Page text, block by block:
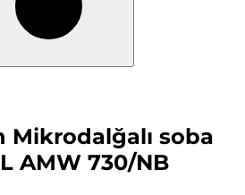
Mikrodalğalı soba
AMW 730/NB